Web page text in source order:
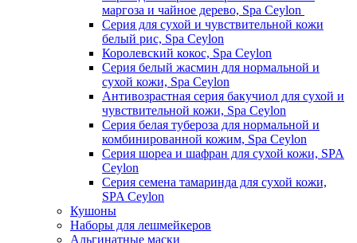
маргоза и чайное дерево, Spa Ceylon
Серия для сухой и чувствительной кожи
белый рис, Spa Ceylon
Королевский кокос, Spa Ceylon
Серия белый жасмин для нормальной и
сухой кожи, Spa Ceylon
Антивозрастная серия бакучиол для сухой и
чувствительной кожи, Spa Ceylon
Серия белая тубероза для нормальной и
комбинированной кожим, Spa Ceylon
Серия шореа и шафран для сухой кожи, SPA
Ceylon
Серия семена тамаринда для сухой кожи,
SPA Ceylon
Кушоны
Наборы для лешмейкеров
Альгинатные маски